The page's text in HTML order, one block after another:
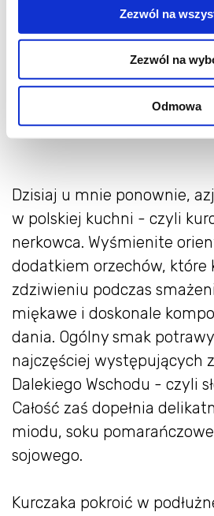
Zezwól na
Zezwól na
Odmowa
Dzisiaj u mnie ponownie,
w polskiej kuchni - czyli
nerkowca. Wyśmienite
dodatkiem orzechów, które
zdziwieniu podczas
miękawe i doskonale
dania. Ogólny smak
najczęściej występujących
Dalekiego Wschodu - czyli
Całość zaś dopełnia
miodu, soku
sojowego.
Kurczaka pokroić w